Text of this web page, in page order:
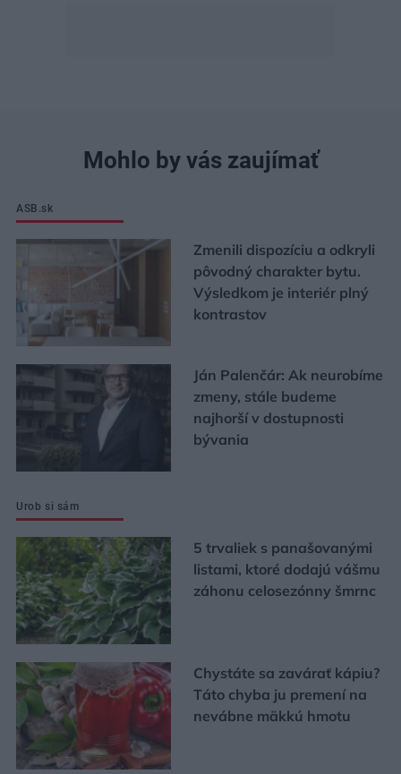
Mohlo by vás zaujímať
ASB.sk
Zmenili dispozíciu a odkryli
pôvodný charakter bytu.
Výsledkom je interiér plný
kontrastov
Ján Palenčár: Ak neurobíme
zmeny, stále budeme
najhorší v dostupnosti
bývania
Urob si sám
5 trvaliek s panašovanými
listami, ktoré dodajú vášmu
záhonu celosezónny šmrnc
Chystáte sa zavárať kápiu?
Táto chyba ju premení na
nevábne mäkkú hmotu